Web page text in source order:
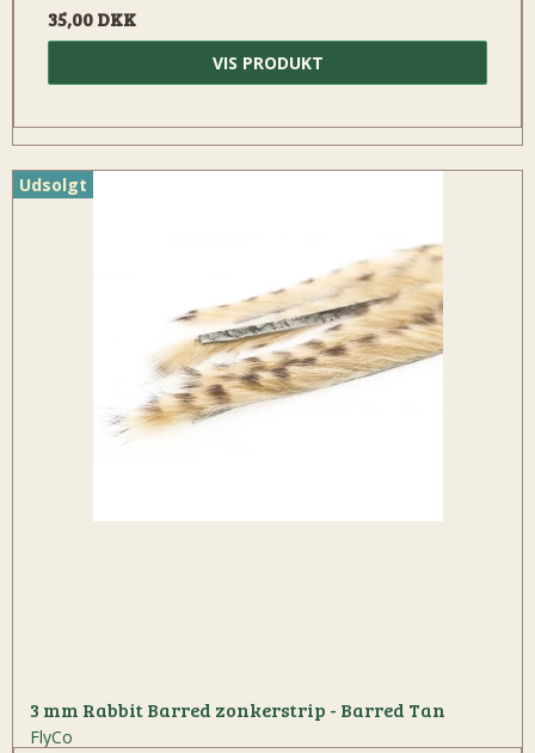
35,00 DKK
VIS PRODUKT
Udsolgt
3 mm Rabbit Barred zonkerstrip - Barred Tan
FlyCo